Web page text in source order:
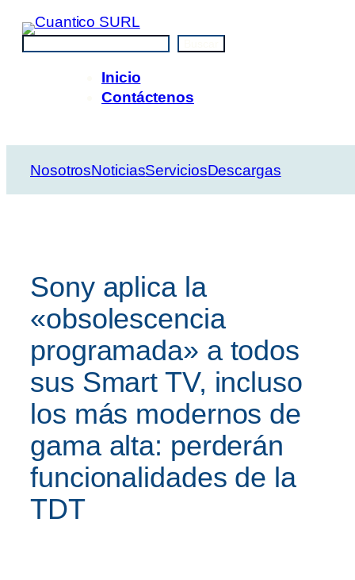
Saltar
contenido
Inicio
Contáctenos
NosotrosNoticiasServiciosDescargas
Sony aplica la
«obsolescencia
programada» a todos
sus Smart TV, incluso
los más modernos de
gama alta: perderán
funcionalidades de la
TDT